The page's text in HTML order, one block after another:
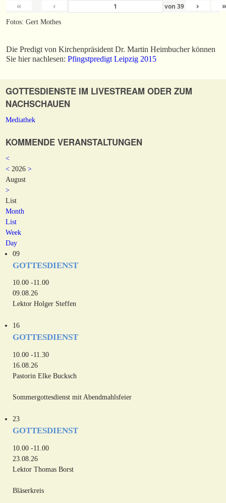
« ‹ von 39 ›
Fotos: Gert Mothes
Die Predigt von Kirchenpräsident Dr. Martin Heimbucher können
Sie hier nachlesen: Pfingstpredigt Leipzig 2015
GOTTESDIENSTE IM LIVESTREAM ODER ZUM
NACHSCHAUEN
Mediathek
KOMMENDE VERANSTALTUNGEN
<
< 2026 >
August
>
List
Month
List
Week
Day
09
GOTTESDIENST
10.00 -11.00
09.08.26
Lektor Holger Steffen
16
GOTTESDIENST
10.00 -11.30
16.08.26
Pastorin Elke Bucksch
Sommergottesdienst mit Abendmahlsfeier
23
GOTTESDIENST
10.00 -11.00
23.08.26
Lektor Thomas Borst
Bläserkreis